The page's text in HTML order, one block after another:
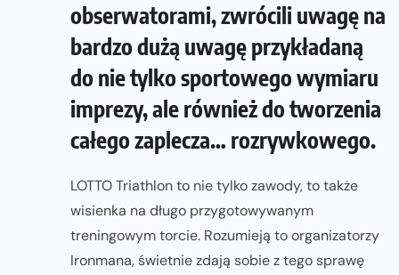
obserwatorami, zwrócili uwagę na
bardzo dużą uwagę przykładaną
do nie tylko sportowego wymiaru
imprezy, ale również do tworzenia
całego zaplecza… rozrywkowego.
LOTTO Triathlon to nie tylko zawody, to także
wisienka na długo przygotowywanym
treningowym torcie. Rozumieją to organizatorzy
Ironmana, świetnie zdają sobie z tego sprawę